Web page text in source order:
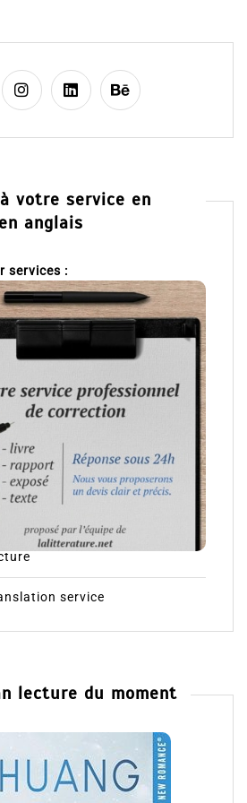
votre service en
anglais
services :
service
lecture du moment